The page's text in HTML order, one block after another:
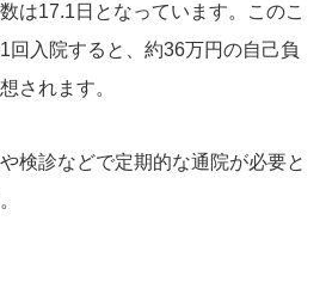
は17.1日となっています。このこ
回入院すると、約36万円の自己負
されます。
検診などで定期的な通院が必要と